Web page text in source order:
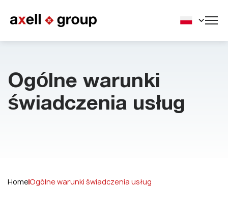
Ogólne warunki
świadczenia usług
HomeOgólne warunki świadczenia usług